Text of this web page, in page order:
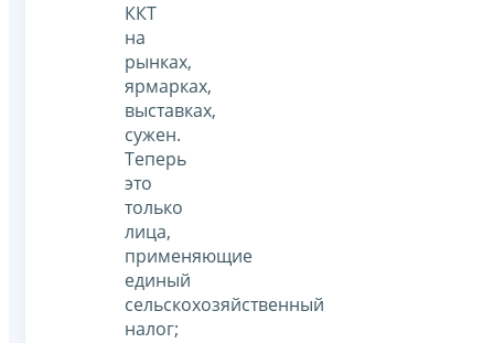
ККТ
на
рынках,
ярмарках,
выставках,
сужен.
Теперь
это
только
лица,
применяющие
единый
сельскохозяйственный
налог;